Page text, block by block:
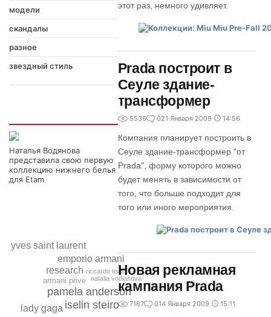
модели
скандалы
разное
звездный стиль
Наталья Водянова
представила свою первую
коллекцию нижнего белья
для Etam
iselin steiro
pamela anderson
lady gaga
research
emporio armani
yves saint laurent
armani prive
riccardo tisci
natalia vodianova
этот раз, немного удивляет.
Prada построит в
Сеуле здание-
трансформер
5536 021 Января 2009 14:56
Компания планирует построить в
Сеуле здание-трансформер "от
Prada", форму которого можно
будет менять в зависимости от
того, что больше подходит для
того или иного мероприятия.
Новая рекламная
кампания Prada
7167 014 Января 2009 15:11